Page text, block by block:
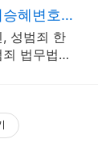
혜변호사
니다
성범죄 한
법무법인